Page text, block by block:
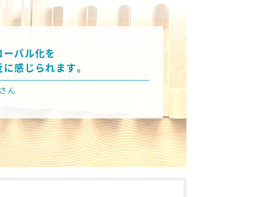
ーバル化を
に感じられます。
ん